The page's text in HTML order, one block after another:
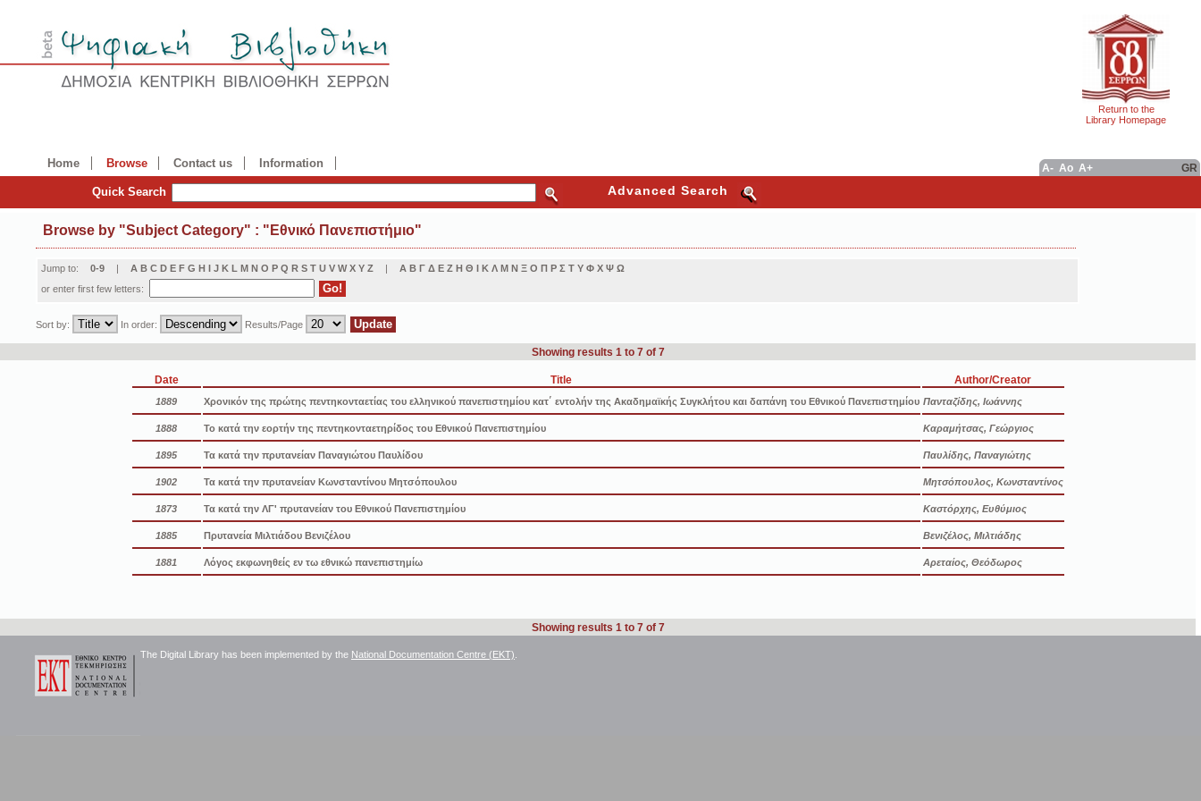
Return to the
Library Homepage
Home Browse Contact us Information A- Ao A+ GR
Quick Search Advanced Search
Browse by "Subject Category" : "Εθνικό Πανεπιστήμιο"
Jump to: 0-9 | A B C D E F G H I J K L M N O P Q R S T U V W X Y Z | Α Β Γ Δ Ε Ζ Η Θ Ι Κ Λ Μ Ν Ξ Ο Π Ρ Σ Τ Υ Φ Χ Ψ Ω
or enter first few letters:
Sort by: In order: Results/Page
Showing results 1 to 7 of 7
Date Title Author/Creator
1889 Χρονικόν της πρώτης πεντηκονταετίας του ελληνικού πανεπιστημίου κατ΄ εντολήν της Ακαδημαϊκής Συγκλήτου και δαπάνη του Εθνικού Πανεπιστημίου Πανταζίδης, Ιωάννης
1888 Το κατά την εορτήν της πεντηκονταετηρίδος του Εθνικού Πανεπιστημίου Καραμήτσας, Γεώργιος
1895 Τα κατά την πρυτανείαν Παναγιώτου Παυλίδου Παυλίδης, Παναγιώτης
1902 Τα κατά την πρυτανείαν Κωνσταντίνου Μητσόπουλου Μητσόπουλος, Κωνσταντίνος
1873 Τα κατά την ΛΓ' πρυτανείαν του Εθνικού Πανεπιστημίου Καστόρχης, Ευθύμιος
1885 Πρυτανεία Μιλτιάδου Βενιζέλου Βενιζέλος, Μιλτιάδης
1881 Λόγος εκφωνηθείς εν τω εθνικώ πανεπιστημίω Αρεταίος, Θεόδωρος
Showing results 1 to 7 of 7
The Digital Library has been implemented by the National Documentation Centre (EKT)